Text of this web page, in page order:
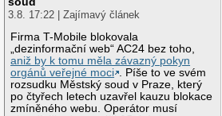
3.8. 17:22 | Zajímavý článek
Firma T-Mobile blokovala
„dezinformační web“ AC24 bez toho,
aniž by k tomu měla závazný pokyn
orgánů veřejné moci . Píše to ve svém
rozsudku Městský soud v Praze, který
po čtyřech letech uzavřel kauzu blokace
zmíněného webu. Operátor musí